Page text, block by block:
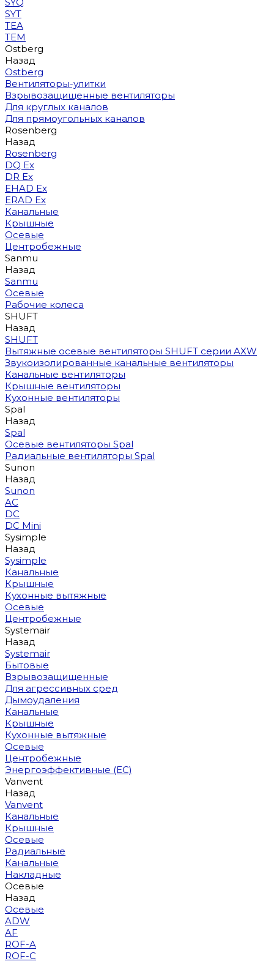
SYT
TEA
TEM
Ostberg
Назад
Ostberg
Вентиляторы-улитки
Взрывозащищенные вентиляторы
Для круглых каналов
Для прямоугольных каналов
Rosenberg
Назад
Rosenberg
DQ Ex
DR Ex
EHAD Ex
ERAD Ex
Канальные
Крышные
Осевые
Центробежные
Sanmu
Назад
Sanmu
Осевые
Рабочие колеса
SHUFT
Назад
SHUFT
Вытяжные осевые вентиляторы SHUFT серии AXW
Звукоизолированные канальные вентиляторы
Канальные вентиляторы
Крышные вентиляторы
Кухонные вентиляторы
Spal
Назад
Spal
Осевые вентиляторы Spal
Радиальные вентиляторы Spal
Sunon
Назад
Sunon
AC
DC
DC Mini
Sysimple
Назад
Sysimple
Канальные
Крышные
Кухонные вытяжные
Осевые
Центробежные
Systemair
Назад
Systemair
Бытовые
Взрывозащищенные
Для агрессивных сред
Дымоудаления
Канальные
Крышные
Кухонные вытяжные
Осевые
Центробежные
Энергоэффективные (EC)
Vanvent
Назад
Vanvent
Канальные
Крышные
Осевые
Радиальные
Канальные
Накладные
Осевые
Назад
Осевые
ADW
AF
ROF-A
ROF-C